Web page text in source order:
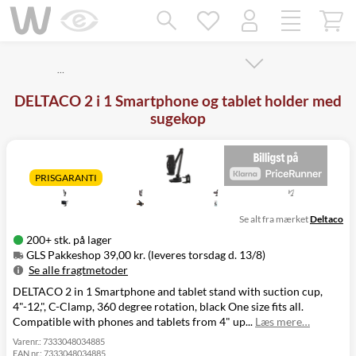
…
DELTACO 2 i 1 Smartphone og tablet holder med
sugekop
PRISGARANTI
200+ stk. på lager
GLS Pakkeshop 39,00 kr. (leveres torsdag d. 13/8)
Se alle fragtmetoder
Metode
Pris
Leveres
GLS Pakkeshop
39,00 kr.
Torsdag d. 13/8
GLS
Hjemmelevering
Se alt fra mærketDeltaco
DELTACO 2 in 1 Smartphone and tablet stand with suction cup,
4"-12,", C-Clamp, 360 degree rotation, black One size fits all.
Compatible with phones and tablets from 4" up... Læs mere…
Varenr.: 7333048034885
EAN nr.: 7333048034885
Mangler chatten?
Ret samtykke!